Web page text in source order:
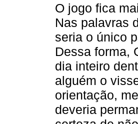
O jogo fica
Nas palavras
seria o único
Dessa forma,
dia inteiro
alguém o
orientação,
deveria